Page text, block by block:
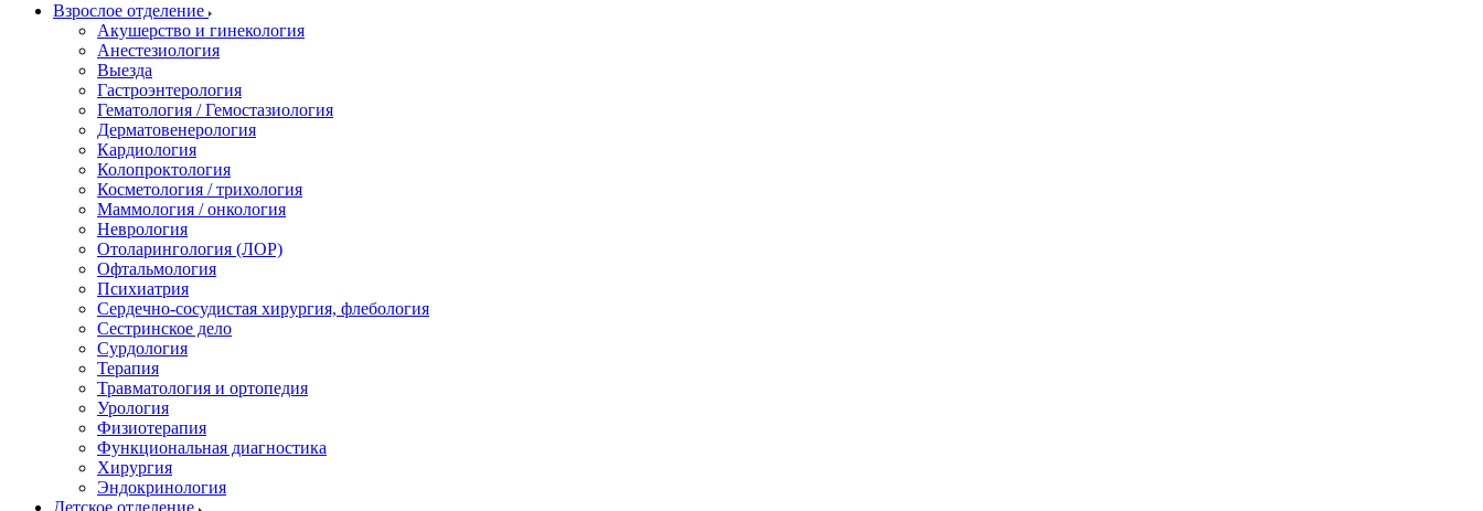
Взрослое отделение
Акушерство и гинекология
Анестезиология
Выезда
Гастроэнтерология
Гематология / Гемостазиология
Дерматовенерология
Кардиология
Колопроктология
Косметология / трихология
Маммология / онкология
Неврология
Отоларингология (ЛОР)
Офтальмология
Психиатрия
Сердечно-сосудистая хирургия, флебология
Сестринское дело
Сурдология
Терапия
Травматология и ортопедия
Урология
Физиотерапия
Функциональная диагностика
Хирургия
Эндокринология
Детское отделение